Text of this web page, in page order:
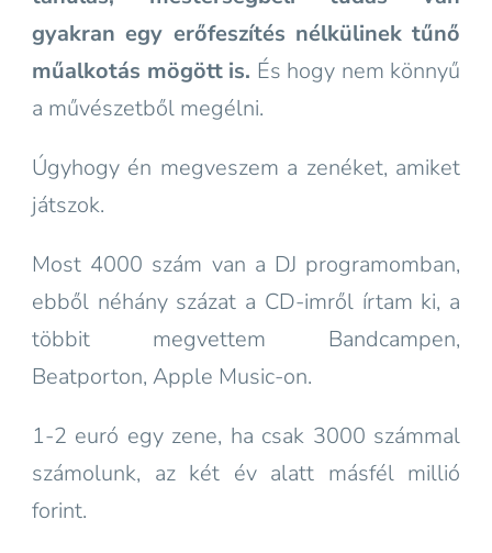
gyakran egy erőfeszítés nélkülinek tűnő
műalkotás mögött is. És hogy nem könnyű
a művészetből megélni.
Úgyhogy én megveszem a zenéket, amiket
játszok.
Most 4000 szám van a DJ programomban,
ebből néhány százat a CD-imről írtam ki, a
többit megvettem Bandcampen,
Beatporton, Apple Music-on.
1-2 euró egy zene, ha csak 3000 számmal
számolunk, az két év alatt másfél millió
forint.